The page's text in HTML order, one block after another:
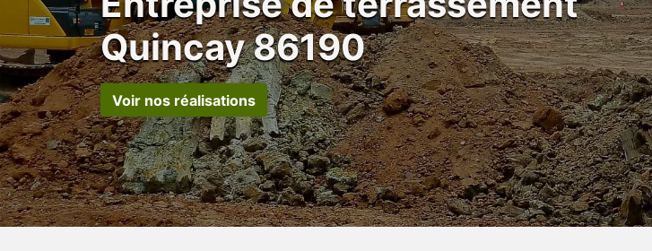
Quincay 86190
Voir nos réalisations